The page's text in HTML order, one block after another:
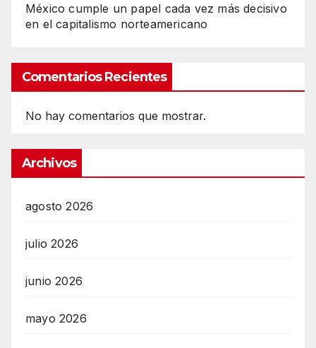
México cumple un papel cada vez más decisivo
en el capitalismo norteamericano
Comentarios Recientes
No hay comentarios que mostrar.
Archivos
agosto 2026
julio 2026
junio 2026
mayo 2026